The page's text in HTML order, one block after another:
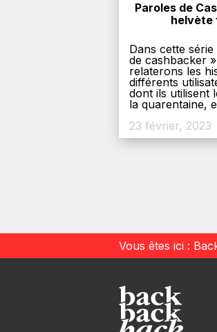
Paroles de
helvète
Dans cette série
de cashbacker
relaterons les
différents
dont ils utilisent
la quarentaine,
23 février, 2023
Vous êtes ici :